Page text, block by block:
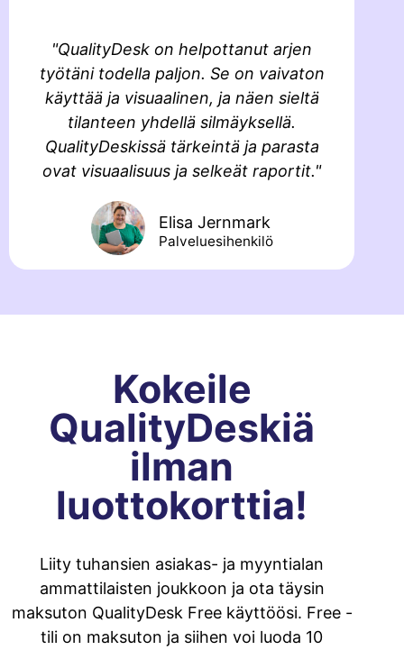
"QualityDesk on helpottanut arjen
työtäni todella paljon. Se on vaivaton
käyttää ja visuaalinen, ja näen sieltä
tilanteen yhdellä silmäyksellä.
QualityDeskissä tärkeintä ja parasta
ovat visuaalisuus ja selkeät raportit."
Elisa Jernmark
Palveluesihenkilö
Kokeile
QualityDeskiä
ilman
luottokorttia!
Liity tuhansien asiakas- ja myyntialan
ammattilaisten joukkoon ja ota täysin
maksuton QualityDesk Free käyttöösi. Free -
tili on maksuton ja siihen voi luoda 10